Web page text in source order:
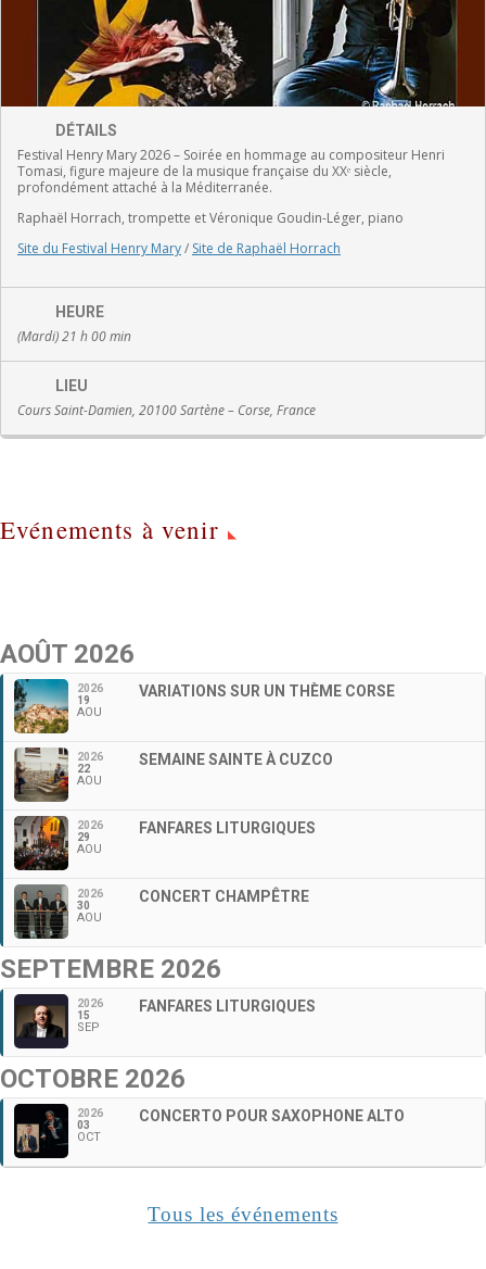
DÉTAILS
Festival Henry Mary 2026 – Soirée en hommage au compositeur Henri
Tomasi, figure majeure de la musique française du XXᵉ siècle,
profondément attaché à la Méditerranée.
Raphaël Horrach, trompette et Véronique Goudin-Léger, piano
Site du Festival Henry Mary/ Site de Raphaël Horrach
HEURE
(Mardi) 21 h 00 min
LIEU
Cours Saint-Damien, 20100 Sartène – Corse, France
Evénements à venir
AOÛT 2026
2026
19
AOU
VARIATIONS SUR UN THÈME CORSE
2026
22
AOU
SEMAINE SAINTE À CUZCO
2026
29
AOU
FANFARES LITURGIQUES
2026
30
AOU
CONCERT CHAMPÊTRE
SEPTEMBRE 2026
2026
15
SEP
FANFARES LITURGIQUES
OCTOBRE 2026
2026
03
OCT
CONCERTO POUR SAXOPHONE ALTO
Tous les événements